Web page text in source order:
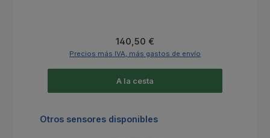
Precio normal:
140,50 €
Precios más IVA, más gastos de envío
A la cesta
Omitir la galería de productos
Otros sensores disponibles